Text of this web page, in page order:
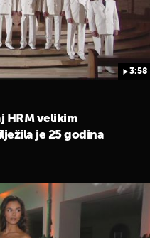
3:58
HRM velikim
je 25 godina